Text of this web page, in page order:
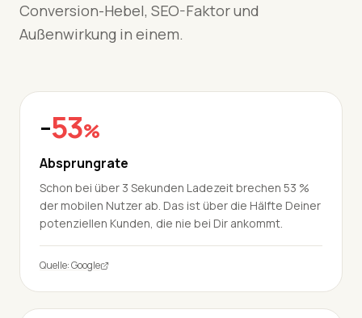
Conversion-Hebel, SEO-Faktor und
Außenwirkung in einem.
-53%
Absprungrate
Schon bei über 3 Sekunden Ladezeit brechen 53 %
der mobilen Nutzer ab. Das ist über die Hälfte Deiner
potenziellen Kunden, die nie bei Dir ankommt.
Quelle: Google